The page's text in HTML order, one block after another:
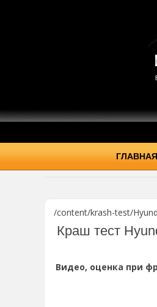
ГЛАВНАЯ
/content/krash-test/
Краш тест
Видео, оценка при